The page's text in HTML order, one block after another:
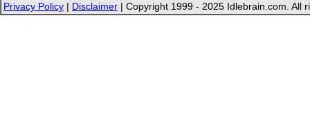
Privacy Policy | Disclaimer | Copyright 1999 - 2025 Idlebrain.com. All